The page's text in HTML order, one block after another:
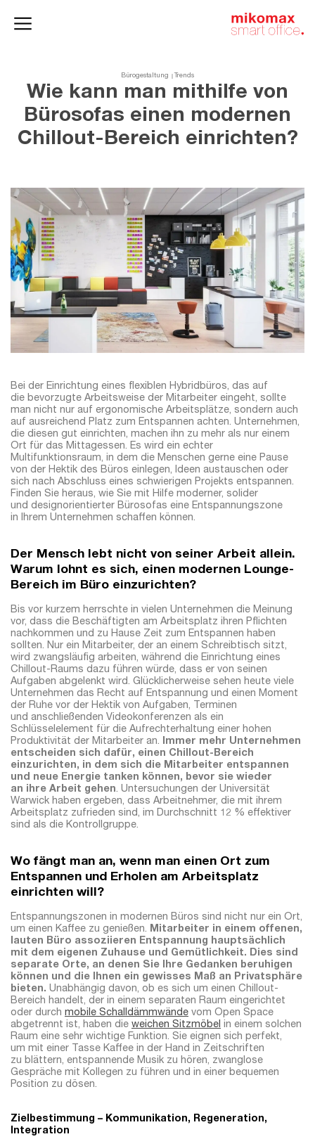
Bürogestaltung Trends
Wie kann man mithilfe von
Bürosofas einen modernen
Chillout-Bereich einrichten?
Bei der Einrichtung eines flexiblen Hybridbüros, das auf
die bevorzugte Arbeitsweise der Mitarbeiter eingeht, sollte
man nicht nur auf ergonomische Arbeitsplätze, sondern auch
auf ausreichend Platz zum Entspannen achten. Unternehmen,
die diesen gut einrichten, machen ihn zu mehr als nur einem
Ort für das Mittagessen. Es wird ein echter
Multifunktionsraum, in dem die Menschen gerne eine Pause
von der Hektik des Büros einlegen, Ideen austauschen oder
sich nach Abschluss eines schwierigen Projekts entspannen.
Finden Sie heraus, wie Sie mit Hilfe moderner, solider
und designorientierter Bürosofas eine Entspannungszone
in Ihrem Unternehmen schaffen können.
Der Mensch lebt nicht von seiner Arbeit allein.
Warum lohnt es sich, einen modernen Lounge-
Bereich im Büro einzurichten?
Bis vor kurzem herrschte in vielen Unternehmen die Meinung
vor, dass die Beschäftigten am Arbeitsplatz ihren Pflichten
nachkommen und zu Hause Zeit zum Entspannen haben
sollten. Nur ein Mitarbeiter, der an einem Schreibtisch sitzt,
wird zwangsläufig arbeiten, während die Einrichtung eines
Chillout-Raums dazu führen würde, dass er von seinen
Aufgaben abgelenkt wird. Glücklicherweise sehen heute viele
Unternehmen das Recht auf Entspannung und einen Moment
der Ruhe vor der Hektik von Aufgaben, Terminen
und anschließenden Videokonferenzen als ein
Schlüsselelement für die Aufrechterhaltung einer hohen
Produktivität der Mitarbeiter an. Immer mehr Unternehmen
entscheiden sich dafür, einen Chillout-Bereich
einzurichten, in dem sich die Mitarbeiter entspannen
und neue Energie tanken können, bevor sie wieder
an ihre Arbeit gehen. Untersuchungen der Universität
Warwick haben ergeben, dass Arbeitnehmer, die mit ihrem
Arbeitsplatz zufrieden sind, im Durchschnitt 12 % effektiver
sind als die Kontrollgruppe.
Wo fängt man an, wenn man einen Ort zum
Entspannen und Erholen am Arbeitsplatz
einrichten will?
Entspannungszonen in modernen Büros sind nicht nur ein Ort,
um einen Kaffee zu genießen. Mitarbeiter in einem offenen,
lauten Büro assoziieren Entspannung hauptsächlich
mit dem eigenen Zuhause und Gemütlichkeit. Dies sind
separate Orte, an denen Sie Ihre Gedanken beruhigen
können und die Ihnen ein gewisses Maß an Privatsphäre
bieten. Unabhängig davon, ob es sich um einen Chillout-
Bereich handelt, der in einem separaten Raum eingerichtet
oder durch mobile Schalldämmwände vom Open Space
abgetrennt ist, haben die weichen Sitzmöbel in einem solchen
Raum eine sehr wichtige Funktion. Sie eignen sich perfekt,
um mit einer Tasse Kaffee in der Hand in Zeitschriften
zu blättern, entspannende Musik zu hören, zwanglose
Gespräche mit Kollegen zu führen und in einer bequemen
Position zu dösen.
Zielbestimmung – Kommunikation, Regeneration,
Integration